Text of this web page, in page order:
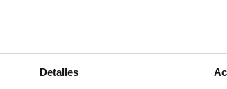
Detalles